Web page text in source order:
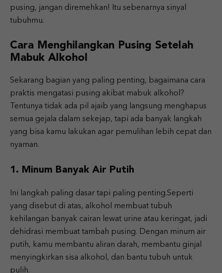
pusing, jangan diremehkan! Itu sebenarnya sinyal
tubuhmu.
Cara Menghilangkan Pusing Setelah
Mabuk Alkohol
Sekarang bagian yang paling penting, bagaimana cara
praktis mengatasi pusing akibat mabuk alkohol?
Tentunya tidak ada pil ajaib yang langsung menghapus
semua gejala dalam sekejap, tapi ada banyak langkah
yang bisa kamu lakukan agar pemulihan lebih cepat dan
nyaman.
1. Minum Banyak Air Putih
Ini langkah paling dasar tapi paling penting.Seperti
yang disebut di atas, alkohol membuat tubuh
kehilangan banyak cairan lewat urine atau keringat, jadi
dehidrasi membuat tambah pusing. Dengan minum air
putih, kamu membantu aliran darah, membantu ginjal
menyingkirkan sisa alkohol, dan bantu tubuh untuk
pulih.